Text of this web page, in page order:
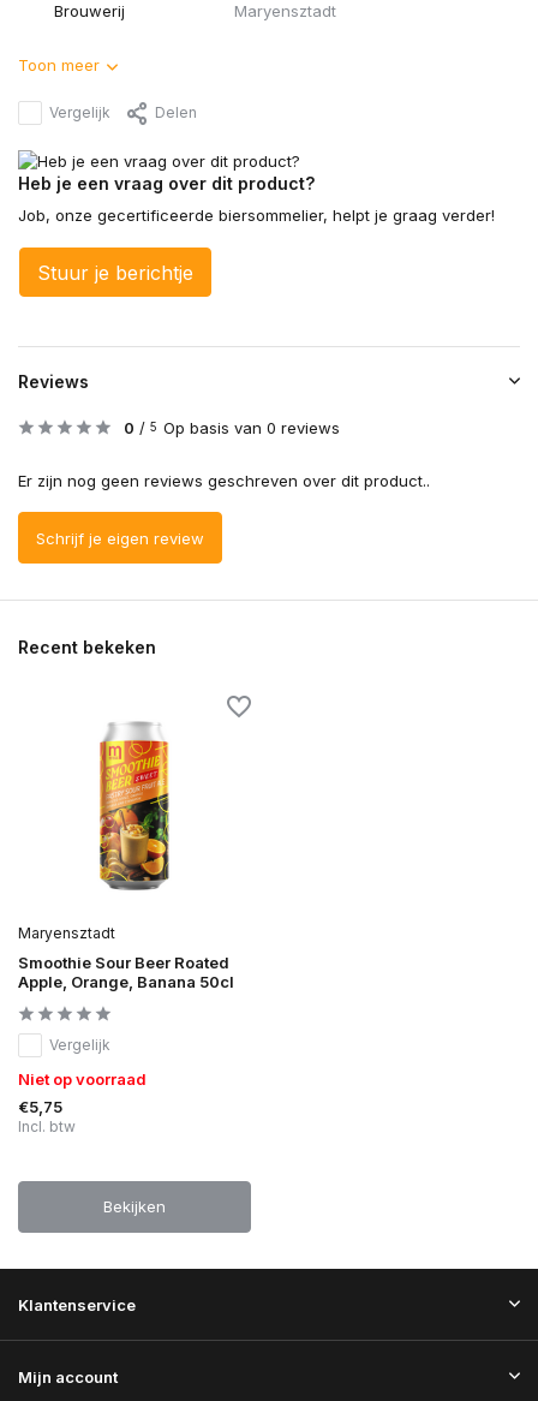
Brouwerij Maryensztadt
Toon meer
Vergelijk Delen
Heb je een vraag over dit product?
Job, onze gecertificeerde biersommelier, helpt je graag verder!
Stuur je berichtje
Reviews
0 / 5 Op basis van 0 reviews
Er zijn nog geen reviews geschreven over dit product..
Schrijf je eigen review
Recent bekeken
Maryensztadt
Smoothie Sour Beer Roated
Apple, Orange, Banana 50cl
Vergelijk
Niet op voorraad
€5,75
Incl. btw
Bekijken
Klantenservice
Mijn account